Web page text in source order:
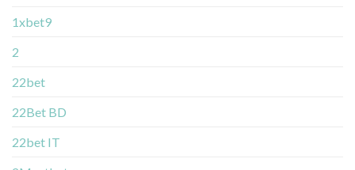
1xbet9
2
22bet
22Bet BD
22bet IT